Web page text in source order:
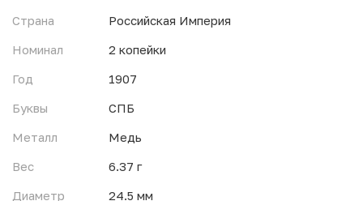
Страна
Российская Империя
Номинал
2 копейки
Год
1907
Буквы
СПБ
Металл
Медь
Вес
6.37 г
Диаметр
24.5 мм